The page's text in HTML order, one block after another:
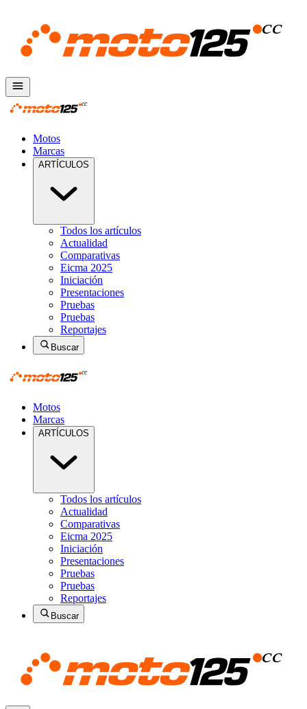
Motos
Marcas
ARTÍCULOS
Todos los artículos
Actualidad
Comparativas
Eicma 2025
Iniciación
Presentaciones
Pruebas
Pruebas
Reportajes
Buscar
Motos
Marcas
ARTÍCULOS
Todos los artículos
Actualidad
Comparativas
Eicma 2025
Iniciación
Presentaciones
Pruebas
Pruebas
Reportajes
Buscar